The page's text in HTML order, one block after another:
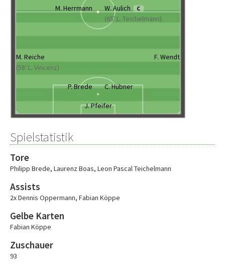
M. Herrmann W. Aulich C
(65' L. Teichelmann)
M. Reiche
(58' L. Vincenz)
F. Wendt
P. Brede C. Hübner
J. Pfeifer
Spielstatistik
Tore
Philipp Brede, Laurenz Boas, Leon Pascal Teichelmann
Assists
2x Dennis Oppermann, Fabian Köppe
Gelbe Karten
Fabian Köppe
Zuschauer
93